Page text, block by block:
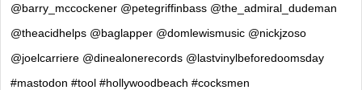
@barry_mccockener @petegriffinbass @the_admiral_dudeman
@theacidhelps @baglapper @domlewismusic @nickjzoso
@joelcarriere @dinealonerecords @lastvinylbeforedoomsday
#mastodon #tool #hollywoodbeach #cocksmen